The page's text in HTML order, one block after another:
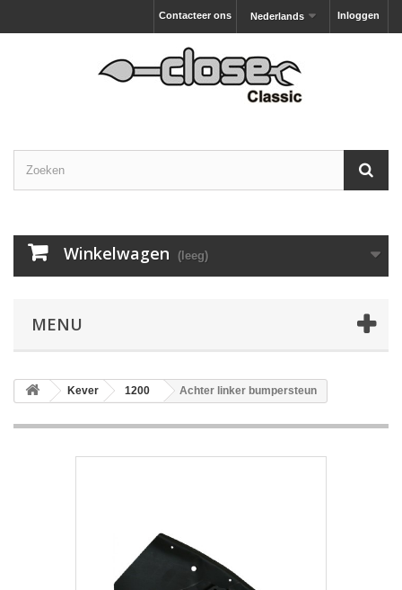
Inloggen
Nederlands
Contacteer ons
Winkelwagen (leeg)
MENU
Kever 1200 Achter linker bumpersteun